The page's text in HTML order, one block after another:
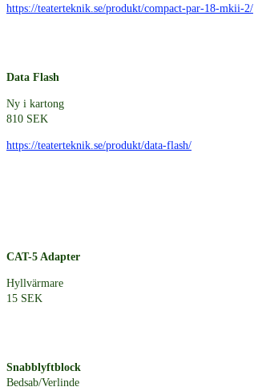
https://teaterteknik.se/produkt/compact-par-18-mkii-2/
Data Flash
Ny i kartong
810 SEK
https://teaterteknik.se/produkt/data-flash/
CAT-5 Adapter
Hyllvärmare
15 SEK
Snabblyftblock
Bedsab/Verlinde